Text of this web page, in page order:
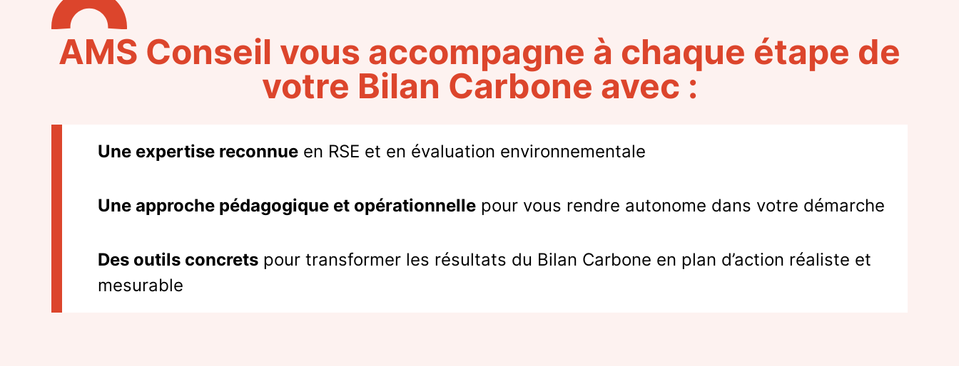
AMS Conseil vous accompagne à chaque étape de
votre Bilan Carbone avec :
Une expertise reconnue en RSE et en évaluation environnementale
Une approche pédagogique et opérationnelle pour vous rendre autonome dans votre démarche
Des outils concrets pour transformer les résultats du Bilan Carbone en plan d’action réaliste et
mesurable